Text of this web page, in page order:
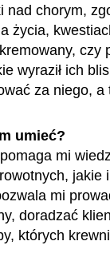
nad chorym,
życia,
czy
wyraził ich
za niego,
umieć?
mi
jakie
mi
doradzać
których